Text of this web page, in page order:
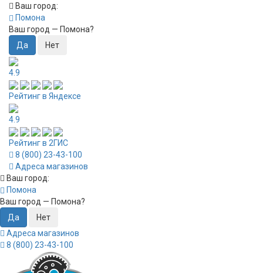
Ваш город:
Помона
Ваш город — Помона?
4.9
Рейтинг в Яндексе
4.9
Рейтинг в 2ГИС
8 (800) 23-43-100
Адреса магазинов
Ваш город:
Помона
Ваш город — Помона?
Адреса магазинов
8 (800) 23-43-100